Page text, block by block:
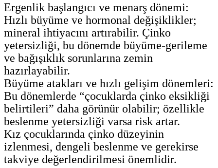
Ergenlik başlangıcı ve menarş dönemi:
Hızlı büyüme ve hormonal değişiklikler;
mineral ihtiyacını artırabilir. Çinko
yetersizliği, bu dönemde büyüme-gerileme
ve bağışıklık sorunlarına zemin
hazırlayabilir.
Büyüme atakları ve hızlı gelişim dönemleri:
Bu dönemlerde “çocuklarda çinko eksikliği
belirtileri” daha görünür olabilir; özellikle
beslenme yetersizliği varsa risk artar.
Kız çocuklarında çinko düzeyinin
izlenmesi, dengeli beslenme ve gerekirse
takviye değerlendirilmesi önemlidir.